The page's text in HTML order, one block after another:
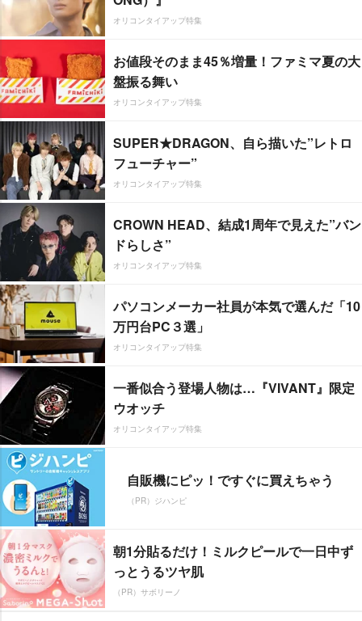
オリコンタイアップ特集
お値段そのまま45％増量！ファミマ夏の大
盤振る舞い
オリコンタイアップ特集
SUPER★DRAGON、自ら描いた”レトロ
フューチャー”
オリコンタイアップ特集
CROWN HEAD、結成1周年で見えた”バン
ドらしさ”
オリコンタイアップ特集
パソコンメーカー社員が本気で選んだ「10
万円台PC３選」
オリコンタイアップ特集
一番似合う登場人物は…『VIVANT』限定
ウオッチ
オリコンタイアップ特集
自販機にピッ！ですぐに買えちゃう
（PR）ジハンピ
朝1分貼るだけ！ミルクピールで一日中ず
っとうるツヤ肌
（PR）サボリーノ